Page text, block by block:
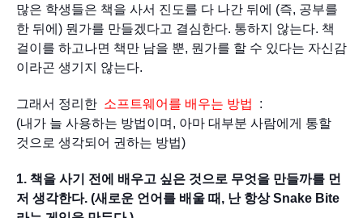
많은 학생들은 책을 사서 진도를 다 나간 뒤에 (즉, 공부를
한 뒤에) 뭔가를 만들겠다고 결심한다. 통하지 않는다. 책
걸이를 하고나면 책만 남을 뿐, 뭔가를 할 수 있다는 자신감
이라곤 생기지 않는다.
그래서 정리한 소프트웨어를 배우는 방법
:
(내가 늘 사용하는 방법이며, 아마 대부분 사람에게 통할
것으로 생각되어 권하는 방법)
1. 책을 사기 전에 배우고 싶은 것으로 무엇을 만들까를 먼
저 생각한다. (새로운 언어를 배울 때, 난 항상 Snake Bite